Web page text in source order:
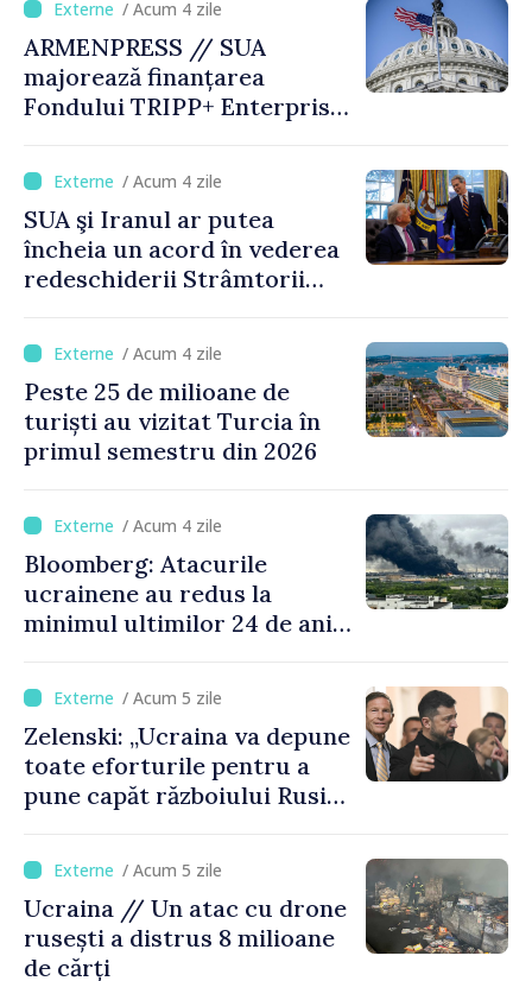
/ Acum 4 zile
ARMENPRESS // SUA
majorează finanțarea
Fondului TRIPP+ Enterprise
milioane de dolari
/ Acum 4 zile
SUA şi Iranul ar putea
încheia un acord în vederea
redeschiderii Strâmtorii
anunţă secretarul american
al Trezoreriei
/ Acum 4 zile
Peste 25 de milioane de
turiști au vizitat Turcia în
primul semestru din 2026
/ Acum 4 zile
Bloomberg: Atacurile
ucrainene au redus la
minimul ultimilor 24 de ani
Rusia
/ Acum 5 zile
Zelenski: „Ucraina va depune
toate eforturile pentru a
pune capăt războiului Rusiei
/ Acum 5 zile
Ucraina // Un atac cu drone
rusești a distrus 8 milioane
de cărți